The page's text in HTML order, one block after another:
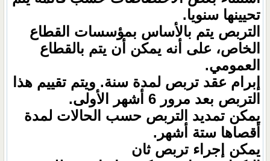
تحيينها سنويا.
التربص يتم بالأساس بمؤسسات القطاع
الخاص، على أنه يمكن أن يتم بالقطاع
العمومي.
إبرام عقد تربص لمدة سنة. ويتم تقييم هذا
التربص بعد مرور 6 أشهر الأولى.
يمكن تمديد التربص حسب الحالات لمدة
أقصاها ستة أشهر.
يمكن إجراء تربص ثان